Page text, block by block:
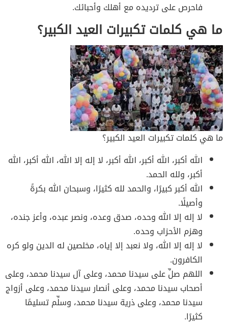
فاحرص على ترديده مع أهلك وأحبائك.
ما هي كلمات تكبيرات العيد الكبير؟
ما هي كلمات تكبيرات العيد الكبير؟
الله أكبر، الله أكبر، الله أكبر، لا إله إلا الله، الله أكبر، الله
أكبر، ولله الحمد.
الله أكبر كبيرًا، والحمد لله كثيرًا، وسبحان الله بكرةً
وأصيلًا.
لا إله إلا الله وحده، صدق وعده، ونصر عبده، وأعز جنده،
وهزم الأحزاب وحده.
لا إله إلا الله، ولا نعبد إلا إياه، مخلصين له الدين ولو كره
الكافرون.
اللهم صلِّ على سيدنا محمد، وعلى آل سيدنا محمد، وعلى
أصحاب سيدنا محمد، وعلى أنصار سيدنا محمد، وعلى أزواج
سيدنا محمد، وعلى ذرية سيدنا محمد، وسلِّم تسليمًا
كثيرًا.